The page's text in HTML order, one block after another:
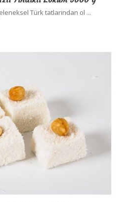
Türk tatlarından ol ...